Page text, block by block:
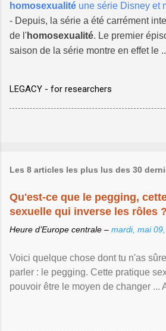
homosexualité une série Disney et
- Depuis, la série a été carrément
de l'homosexualité. Le premier
saison de la série montre en effet le
LEGACY - for researchers
Les 8 articles les plus lus des 30
Qu'est-ce que le pegging,
sexuelle qui inverse les rôles ?
Heure d’Europe centrale – mardi, mai
Voici quelque chose dont tu n'as
parler : le pegging. Cette pratique
pouvoir être le moyen de changer ...